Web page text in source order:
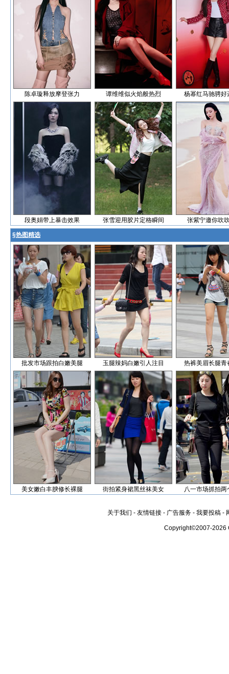
陈卓璇释放摩登张力 谭维维似火焰般热烈 杨幂红马驰骋好
段奥娟带上暴击效果 张雪迎用胶片定格瞬间 张紫宁邀你吹
§热图精选
批发市场跟拍白嫩美腿 玉腿辣妈白嫩引人注目 热裤美眉长腿青
美女嫩白丰腴修长裸腿 街拍紧身裙黑丝袜美女 八一市场抓拍两
关于我们 - 友情链接 - 广告服务 - 我要投稿 -
Copyright©2007-2026